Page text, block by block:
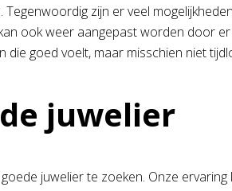
zijn er veel
ook weer aangepast worden door
die goed voelt, maar misschien niet
juwelier
juwelier te zoeken. Onze